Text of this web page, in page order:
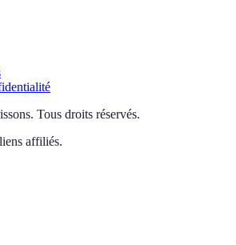
. Tous droits réservés.
affiliés.